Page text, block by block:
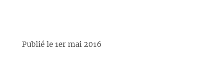
Publié le 1er mai 2016